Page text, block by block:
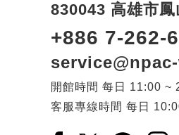
830043 高雄市
+886 7-262-
開館時間 每日
11:00 ~
客服專線時間 每日